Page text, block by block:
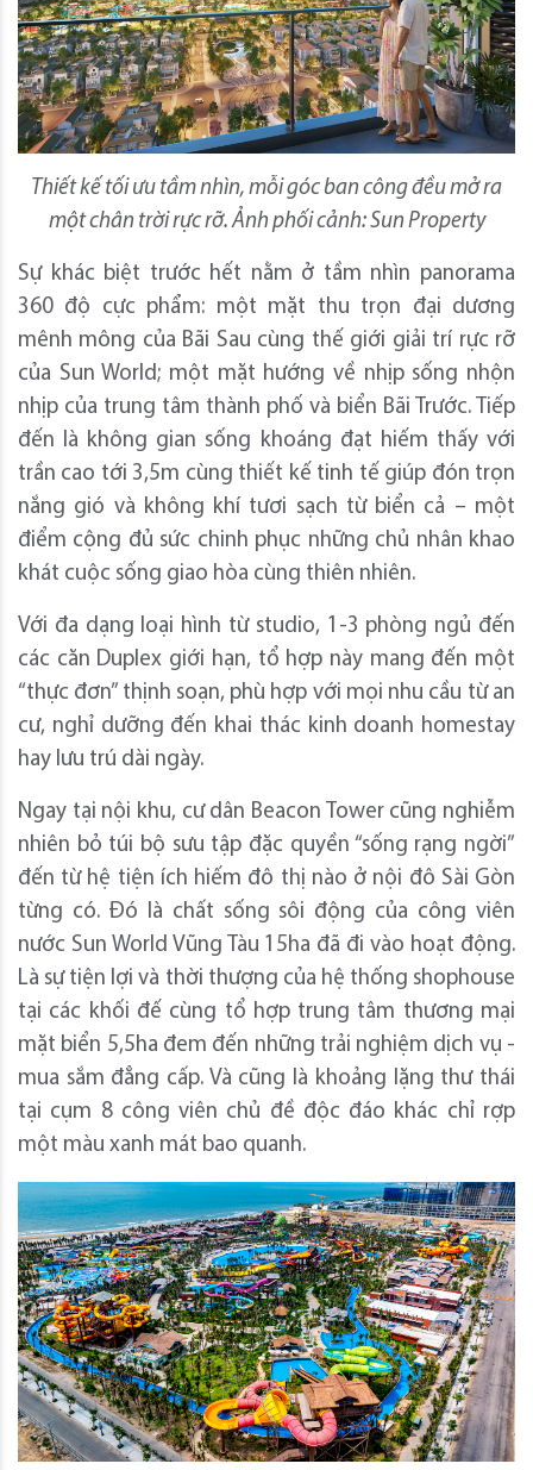
Thiết kế tối ưu tầm nhìn, mỗi góc ban công đều mở ra
một chân trời rực rỡ. Ảnh phối cảnh: Sun Property
Sự khác biệt trước hết nằm ở tầm nhìn panorama
360 độ cực phẩm: một mặt thu trọn đại dương
mênh mông của Bãi Sau cùng thế giới giải trí rực rỡ
của Sun World; một mặt hướng về nhịp sống nhộn
nhịp của trung tâm thành phố và biển Bãi Trước. Tiếp
đến là không gian sống khoáng đạt hiếm thấy với
trần cao tới 3,5m cùng thiết kế tinh tế giúp đón trọn
nắng gió và không khí tươi sạch từ biển cả – một
điểm cộng đủ sức chinh phục những chủ nhân khao
khát cuộc sống giao hòa cùng thiên nhiên.
Với đa dạng loại hình từ studio, 1-3 phòng ngủ đến
các căn Duplex giới hạn, tổ hợp này mang đến một
“thực đơn” thịnh soạn, phù hợp với mọi nhu cầu từ an
cư, nghỉ dưỡng đến khai thác kinh doanh homestay
hay lưu trú dài ngày.
Ngay tại nội khu, cư dân Beacon Tower cũng nghiễm
nhiên bỏ túi bộ sưu tập đặc quyền “sống rạng ngời”
đến từ hệ tiện ích hiếm đô thị nào ở nội đô Sài Gòn
từng có. Đó là chất sống sôi động của công viên
nước Sun World Vũng Tàu 15ha đã đi vào hoạt động.
Là sự tiện lợi và thời thượng của hệ thống shophouse
tại các khối đế cùng tổ hợp trung tâm thương mại
mặt biển 5,5ha đem đến những trải nghiệm dịch vụ -
mua sắm đẳng cấp. Và cũng là khoảng lặng thư thái
tại cụm 8 công viên chủ đề độc đáo khác chỉ rợp
một màu xanh mát bao quanh.